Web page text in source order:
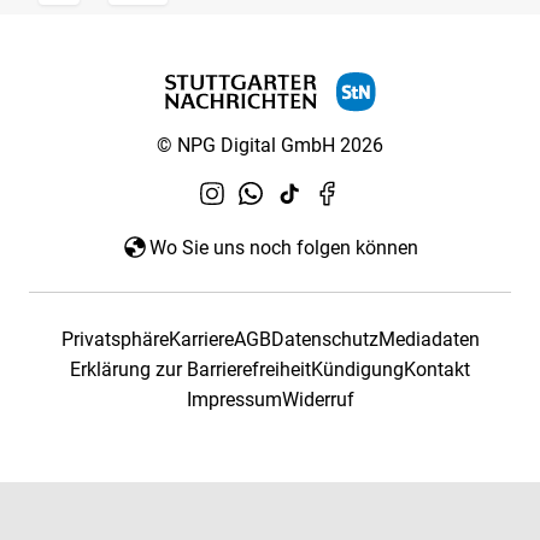
© NPG Digital GmbH 2026
Wo Sie uns noch folgen können
PrivatsphäreKarriereAGBDatenschutzMediadaten
Erklärung zur BarrierefreiheitKündigungKontakt
ImpressumWiderruf